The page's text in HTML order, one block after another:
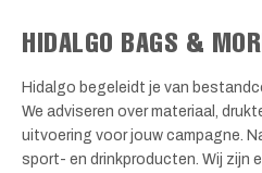
HIDALGO BAGS &
Hidalgo begeleidt je van
We adviseren over materiaal,
uitvoering voor jouw campagne.
sport- en drinkproducten. Wij zijn